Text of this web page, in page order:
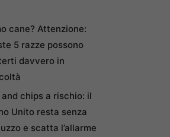
cane? Attenzione:
5 razze possono
davvero in
and chips a rischio: il
Unito resta senza
e scatta l’allarme